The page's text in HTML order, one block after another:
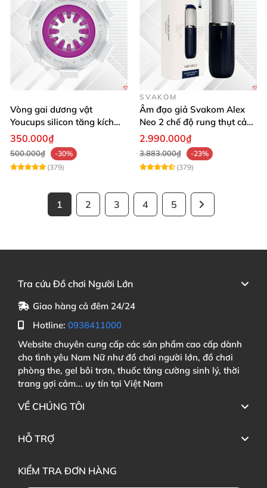
Vòng gai dương vật
Youcups silicon tăng kích
thước cực mạnh
350.000₫
500.000₫
-30%
(379)
SVAKOM
Âm đạo giả Svakom Alex
Neo 2 chế độ rung thụt cảm
giác thật
2.990.000₫
3.883.000₫
-23%
(379)
1 2 3 4 5
Tra cứu Đồ chơi Người Lớn
Giao hàng cả đêm 24/24
Hotline: 0938411000
Website chuyên cung cấp các sản phẩm cao cấp dành
cho tình yêu Nam Nữ như đồ chơi người lớn, đồ chơi
phòng the, gel bôi trơn, thuốc tăng cường sinh lý, thời
trang gợi cảm... uy tín tại Việt Nam
VỀ CHÚNG TÔI
HỖ TRỢ
KIỂM TRA ĐƠN HÀNG